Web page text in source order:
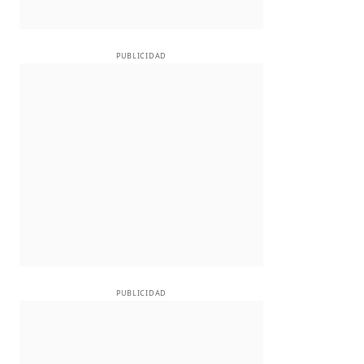
PUBLICIDAD
PUBLICIDAD